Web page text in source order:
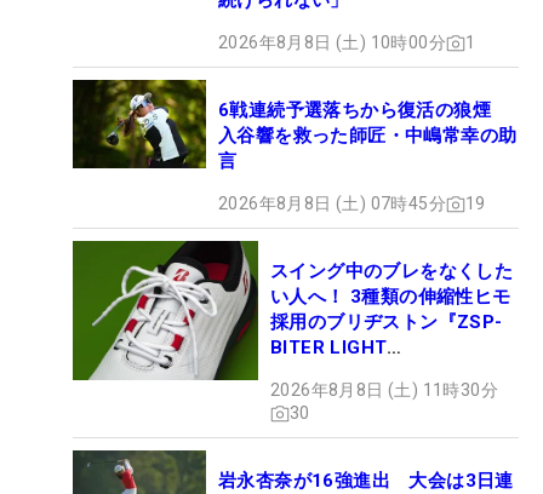
2026年8月8日 (土) 10時00分 1
6戦連続予選落ちから復活の狼煙
入谷響を救った師匠・中嶋常幸の助
言
2026年8月8日 (土) 07時45分 19
スイング中のブレをなくした
い人へ！ 3種類の伸縮性ヒモ
採用のブリヂストン『ZSP-
BITER LIGHT
ュー
2026年8月8日 (土) 11時30分
30
岩永杏奈が16強進出 大会は3日連